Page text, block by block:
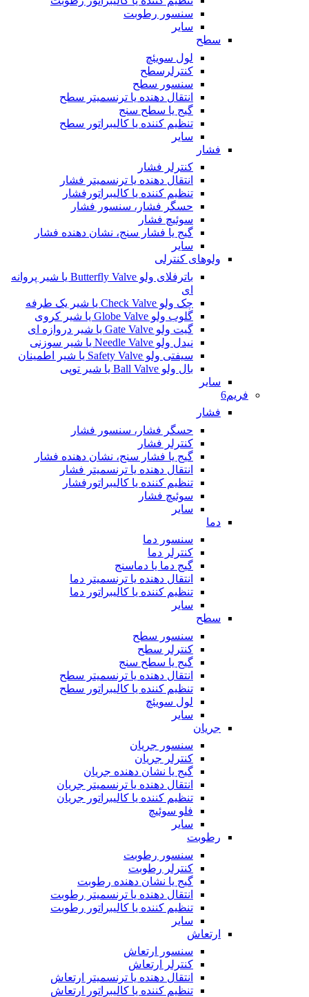
سنسور رطوبت
سایر
سطح
لول سویئچ
کنترلرسطح
سنسور سطح
انتقال دهنده یا ترنسمیتر سطح
گیج یا سطح سنج
تنظیم کننده یا کالیبراتور سطح
سایر
فشار
کنترلر فشار
انتقال دهنده یا ترنسمیتر فشار
تنظیم کننده یا کالیبراتورفشار
حسگر فشار، سنسور فشار
سوئیچ فشار
گیج یا فشار سنج، نشان دهنده فشار
سایر
ولوهای کنترلی
باترفلای ولو Butterfly Valve یا شیر پروانه
ای
چک ولو Check Valve یا شیر یک طرفه
گلوب ولو Globe Valve یا شیر کروی
گیت ولو Gate Valve یا شیر دروازه ای
نیدل ولو Needle Valve یا شیر سوزنی
سیفتی ولو Safety Valve یا شیر اطمینان
بال ولو Ball Valve یا شیر توپی
سایر
فریم6
فشار
حسگر فشار، سنسور فشار
کنترلر فشار
گیج یا فشار سنج، نشان دهنده فشار
انتقال دهنده یا ترنسمیتر فشار
تنظیم کننده یا کالیبراتورفشار
سوئیچ فشار
سایر
دما
سنسور دما
کنترلر دما
گیج دما یا دماسنج
انتقال دهنده یا ترنسمیتر دما
تنظیم کننده یا کالیبراتور دما
سایر
سطح
سنسور سطح
کنترلر سطح
گیج یا سطح سنج
انتقال دهنده یا ترنسمیتر سطح
تنظیم کننده یا کالیبراتور سطح
لول سویئچ
سایر
جریان
سنسور جریان
کنترلر جریان
گیج یا نشان دهنده جریان
انتقال دهنده یا ترنسمیتر جریان
تنظیم کننده یا کالیبراتور جریان
فلو سوئیچ
سایر
رطوبت
سنسور رطوبت
کنترلر رطوبت
گیج یا نشان دهنده رطوبت
انتقال دهنده یا ترنسمیتر رطوبت
تنظیم کننده یا کالیبراتور رطوبت
سایر
ارتعاش
سنسور ارتعاش
کنترلر ارتعاش
انتقال دهنده یا ترنسمیتر ارتعاش
تنظیم کننده یا کالیبراتور ارتعاش